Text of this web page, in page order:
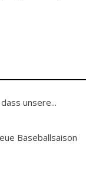
unsere...
Baseballsaison